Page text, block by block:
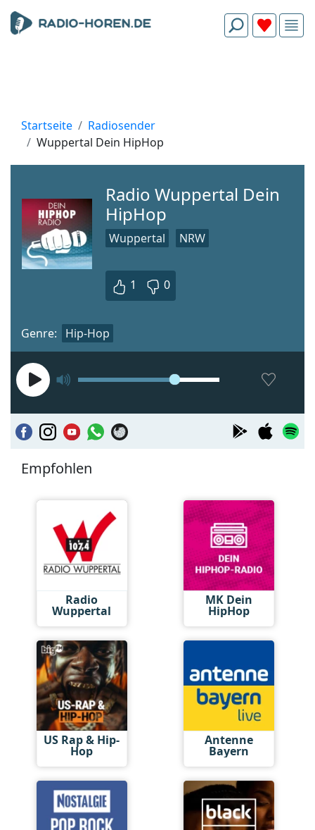
Startseite
Radiosender
Wuppertal Dein HipHop
Radio Wuppertal Dein
HipHop
Wuppertal NRW
1 0
Genre: Hip-Hop
Empfohlen
Radio
Wuppertal
MK Dein
HipHop
US Rap & Hip-
Hop
Antenne
Bayern